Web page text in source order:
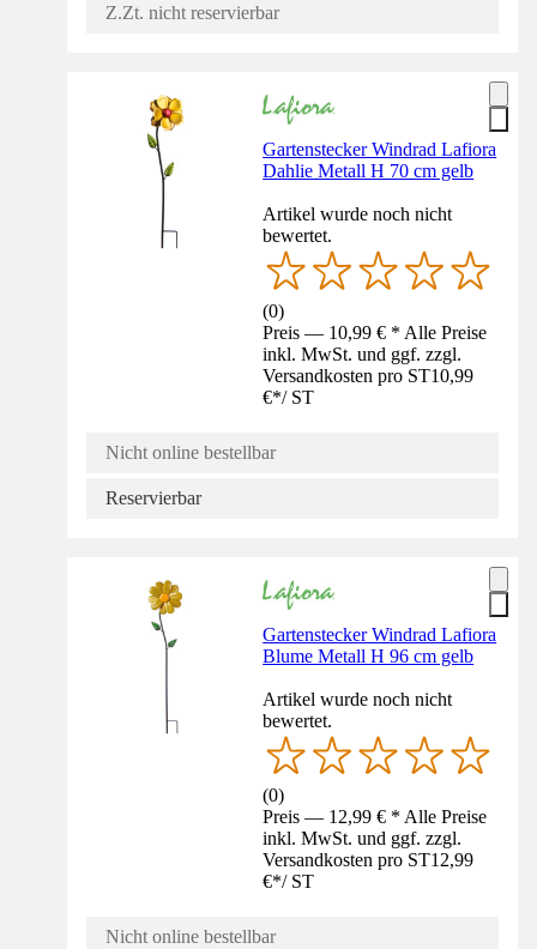
Z.Zt. nicht reservierbar
Gartenstecker Windrad Lafiora
Dahlie Metall H 70 cm gelb
Artikel wurde noch nicht
bewertet.
(0)
Preis — 10,99 € * Alle Preise
inkl. MwSt. und ggf. zzgl.
Versandkosten pro ST10,99
€*/ ST
Nicht online bestellbar
Reservierbar
Gartenstecker Windrad Lafiora
Blume Metall H 96 cm gelb
Artikel wurde noch nicht
bewertet.
(0)
Preis — 12,99 € * Alle Preise
inkl. MwSt. und ggf. zzgl.
Versandkosten pro ST12,99
€*/ ST
Nicht online bestellbar